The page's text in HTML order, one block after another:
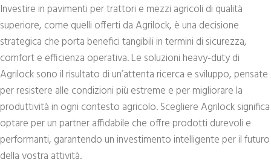
Investire in pavimenti per trattori e mezzi agricoli di qualità
superiore, come quelli offerti da Agrilock, è una decisione
strategica che porta benefici tangibili in termini di sicurezza,
comfort e efficienza operativa. Le soluzioni heavy-duty di
Agrilock sono il risultato di un’attenta ricerca e sviluppo, pensate
per resistere alle condizioni più estreme e per migliorare la
produttività in ogni contesto agricolo. Scegliere Agrilock significa
optare per un partner affidabile che offre prodotti durevoli e
performanti, garantendo un investimento intelligente per il futuro
della vostra attività.